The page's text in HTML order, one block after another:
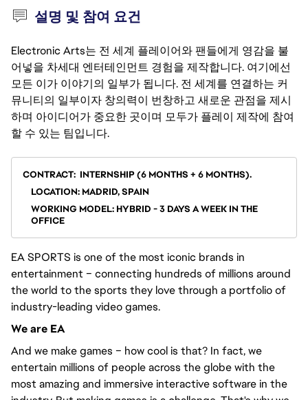
설명 및 참여 요건
Electronic Arts는 전 세계 플레이어와 팬들에게 영감을 불
어넣을 차세대 엔터테인먼트 경험을 제작합니다. 여기에선
모든 이가 이야기의 일부가 됩니다. 전 세계를 연결하는 커
뮤니티의 일부이자 창의력이 번창하고 새로운 관점을 제시
하며 아이디어가 중요한 곳이며 모두가 플레이 제작에 참여
할 수 있는 팀입니다.
CONTRACT: INTERNSHIP (6 MONTHS + 6 MONTHS).
LOCATION: MADRID, SPAIN
WORKING MODEL: HYBRID - 3 DAYS A WEEK IN THE
OFFICE
EA SPORTS is one of the most iconic brands in
entertainment – connecting hundreds of millions around
the world to the sports they love through a portfolio of
industry-leading video games.
We are EA
And we make games – how cool is that? In fact, we
entertain millions of people across the globe with the
most amazing and immersive interactive software in the